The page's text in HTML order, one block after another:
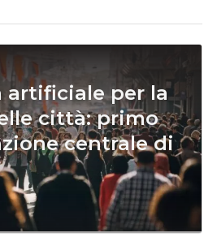
artificiale per la
città: primo
centrale di